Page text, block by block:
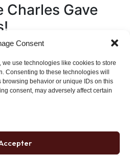
Consent
use technologies like cookies to store
Consenting to these technologies will
behavior or unique IDs on this
consent, may adversely affect certain
Charles Gave
Libertés
45 39